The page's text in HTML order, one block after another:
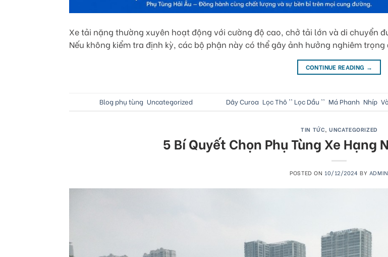
Xe tải nặng thường xuyên hoạt động với cường độ cao, chở tải lớn và di chuyển
Nếu không kiểm tra định kỳ, các bộ phận này có thể gây ảnh hưởng nghiêm
CONTINUE READING →
Blog phụ tùng Uncategorized Dây Curoa Lọc Thô '' Lọc Dầu '' Má Phanh Nhíp
TIN TỨC,UNCATEGORIZED
5 Bí Quyết Chọn Phụ Tùng Xe Hạng
POSTED ON 10/12/2024 BY ADMIN